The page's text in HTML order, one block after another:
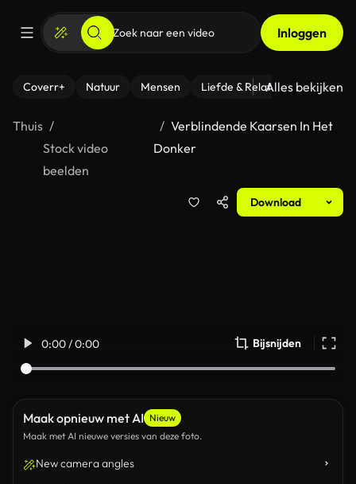
Inloggen
Coverr+ Natuur Mensen Liefde & Relaties - Fitness
Alles bekijken
Thuis
Stock video
beelden
Verblindende Kaarsen In Het
Donker
Download
0:00 / 0:00 Bijsnijden
Maak opnieuw met AI Nieuw
Maak met AI nieuwe versies van deze foto.
New camera angles